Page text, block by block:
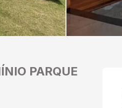
PARQUE